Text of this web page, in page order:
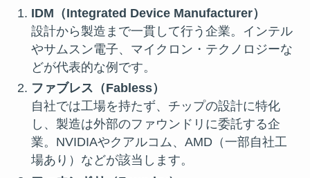
IDM（Integrated Device Manufacturer）
設計から製造まで一貫して行う企業。インテル
やサムスン電子、マイクロン・テクノロジーな
どが代表的な例です。
ファブレス（Fabless）
自社では工場を持たず、チップの設計に特化
し、製造は外部のファウンドリに委託する企
業。NVIDIAやクアルコム、AMD（一部自社工
場あり）などが該当します。